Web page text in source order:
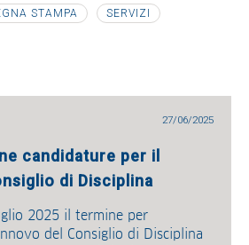
STAMPA SERVIZI
27/06/2025
candidature per il
di Disciplina
2025 il termine per
del Consiglio di Disciplina